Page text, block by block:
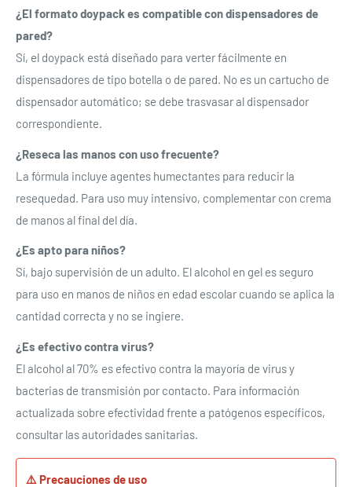
¿El formato doypack es compatible con dispensadores de
pared?
Sí, el doypack está diseñado para verter fácilmente en
dispensadores de tipo botella o de pared. No es un cartucho de
dispensador automático; se debe trasvasar al dispensador
correspondiente.
¿Reseca las manos con uso frecuente?
La fórmula incluye agentes humectantes para reducir la
resequedad. Para uso muy intensivo, complementar con crema
de manos al final del día.
¿Es apto para niños?
Sí, bajo supervisión de un adulto. El alcohol en gel es seguro
para uso en manos de niños en edad escolar cuando se aplica la
cantidad correcta y no se ingiere.
¿Es efectivo contra virus?
El alcohol al 70% es efectivo contra la mayoría de virus y
bacterias de transmisión por contacto. Para información
actualizada sobre efectividad frente a patógenos específicos,
consultar las autoridades sanitarias.
⚠️ Precauciones de uso